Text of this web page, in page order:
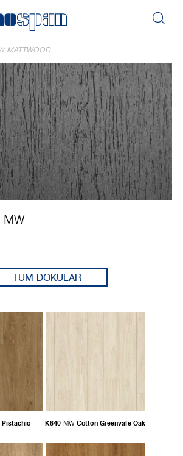
MATTWOOD
MW
TÜM DOKULAR
Pistachio K640 MW Cotton Greenvale Oak